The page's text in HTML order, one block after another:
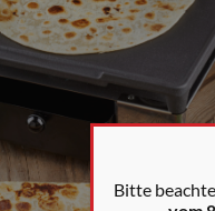
Bitte